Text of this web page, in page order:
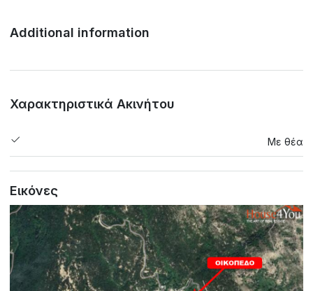
Additional information
Χαρακτηριστικά Ακινήτου
Με θέα
Εικόνες